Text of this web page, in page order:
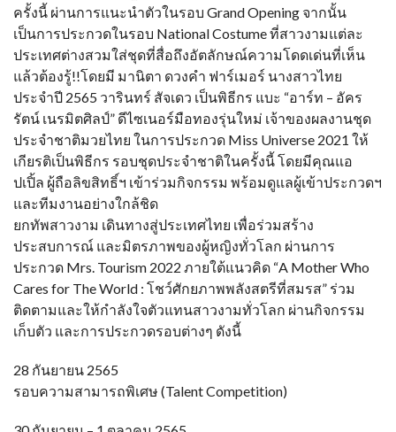
ครั้งนี้ ผ่านการแนะนำตัวในรอบ Grand Opening จากนั้น
เป็นการประกวดในรอบ National Costume ที่สาวงามแต่ละ
ประเทศต่างสวมใส่ชุดที่สื่อถึงอัตลักษณ์ความโดดเด่นที่เห็น
แล้วต้องรู้!!โดยมี มานิตา ดวงคำ ฟาร์เมอร์ นางสาวไทย
ประจำปี 2565 วารินทร์ สัจเดว เป็นพิธีกร แบะ “อาร์ท – อัคร
รัตน์ เนรมิตศิลป์” ดีไซเนอร์มือทองรุ่นใหม่ เจ้าของผลงานชุด
ประจำชาติมวยไทย ในการประกวด Miss Universe 2021 ให้
เกียรติเป็นพิธีกร รอบชุดประจำชาติในครั้งนี้ โดยมีคุณแอ
ปเปิ้ล ผู้ถือลิขสิทธิ์ฯ เข้าร่วมกิจกรรม พร้อมดูแลผู้เข้าประกวดฯ
และทีมงานอย่างใกล้ชิด
ยกทัพสาวงาม เดินทางสู่ประเทศไทย เพื่อร่วมสร้าง
ประสบการณ์ และมิตรภาพของผู้หญิงทั่วโลก ผ่านการ
ประกวด Mrs. Tourism 2022 ภายใต้แนวคิด “A Mother Who
Cares for The World : โชว์ศักยภาพพลังสตรีที่สมรส” ร่วม
ติดตามและให้กำลังใจตัวแทนสาวงามทั่วโลก ผ่านกิจกรรม
เก็บตัว และการประกวดรอบต่างๆ ดังนี้
28 กันยายน 2565
รอบความสามารถพิเศษ (Talent Competition)